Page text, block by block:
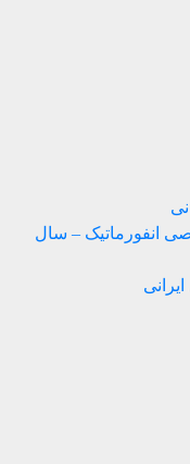
انفورماتیک – سال